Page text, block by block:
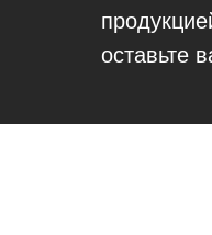
оставьте